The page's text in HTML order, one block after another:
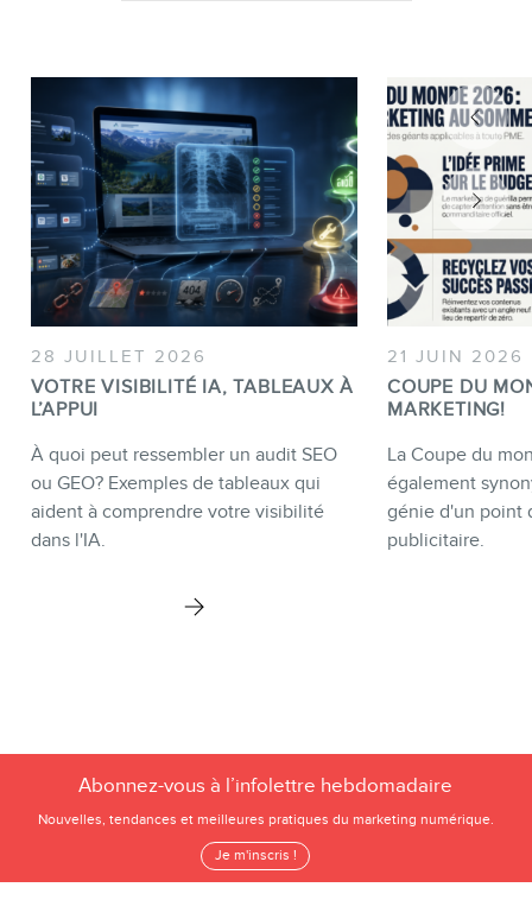
28 JUILLET 2026
VOTRE VISIBILITÉ IA, TABLEAUX À
L’APPUI
À quoi peut ressembler un audit SEO
ou GEO? Exemples de tableaux qui
aident à comprendre votre visibilité
dans l'IA.
21 JUIN 2026
COUPE DU
MARKETING!
La Coupe du
également
génie d'un point
publicitaire.
Abonnez-vous à l’infolettre hebdomadaire
Nouvelles, tendances et meilleures pratiques du marketing numérique.
Je m'inscris !